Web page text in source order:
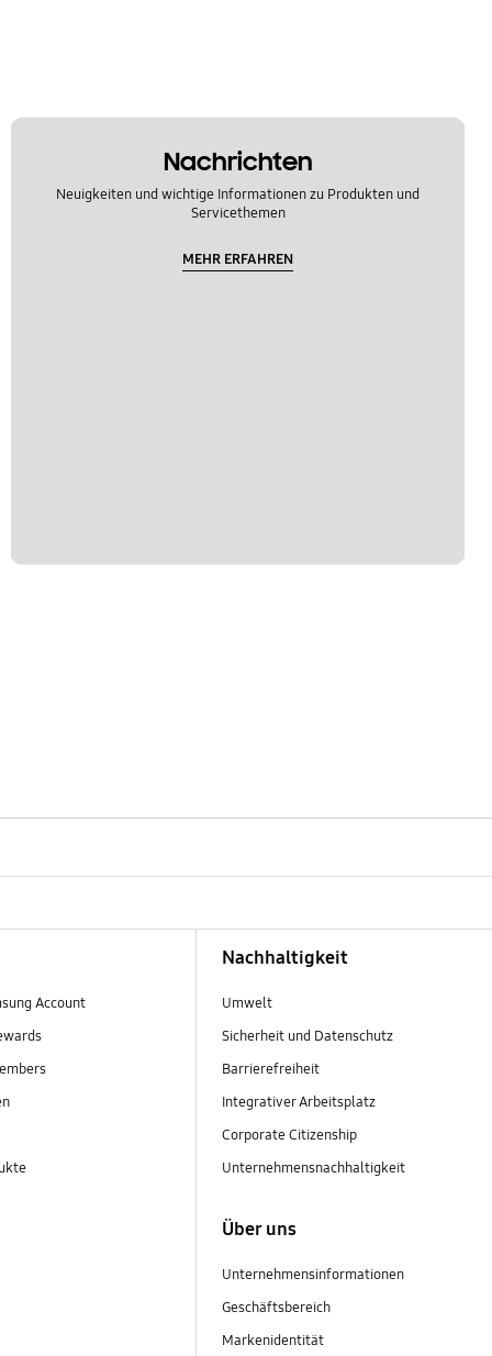
Nachrichten
Neuigkeiten und wichtige Informationen zu Produkten und
Servicethemen
MEHR ERFAHREN
Account
Nachhaltigkeit
Umwelt
Sicherheit und Datenschutz
Barrierefreiheit
Integrativer Arbeitsplatz
Corporate Citizenship
Unternehmensnachhaltigkeit
Über uns
Unternehmensinformationen
Geschäftsbereich
Markenidentität